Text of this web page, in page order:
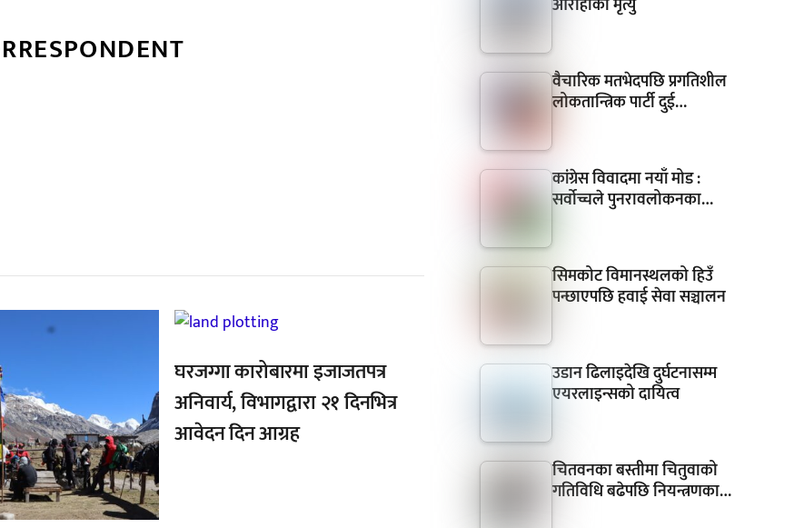
,
घरजग्गा कारोबारमा इजाजतपत्र
अनिवार्य, विभागद्वारा २१ दिनभित्र
आवेदन दिन आग्रह
वैचारिक मतभेदपछि प्रगतिशील
लोकतान्त्रिक पार्टी दुई…
कांग्रेस विवादमा नयाँ मोड :
सर्वोच्चले पुनरावलोकनका…
सिमकोट विमानस्थलको हिउँ
पन्छाएपछि हवाई सेवा सञ्चालन
उडान ढिलाइदेखि दुर्घटनासम्म
एयरलाइन्सको दायित्व
चितवनका बस्तीमा चितुवाको
गतिविधि बढेपछि नियन्त्रणका…